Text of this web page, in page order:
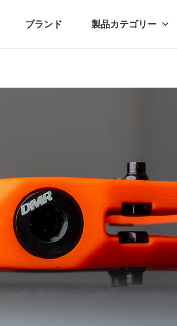
ブランド 製品カテゴリー